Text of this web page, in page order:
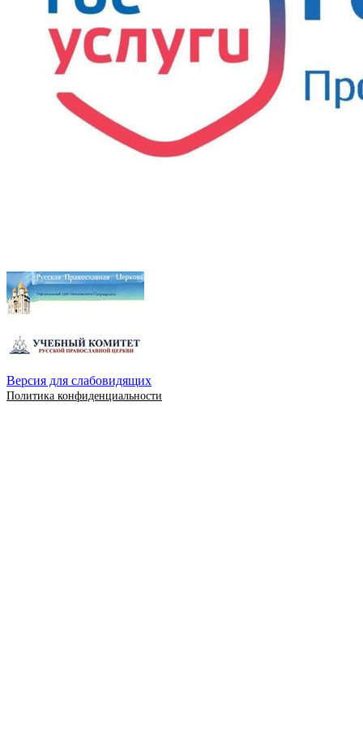
Версия для слабовидящих
Политика конфиденциальности